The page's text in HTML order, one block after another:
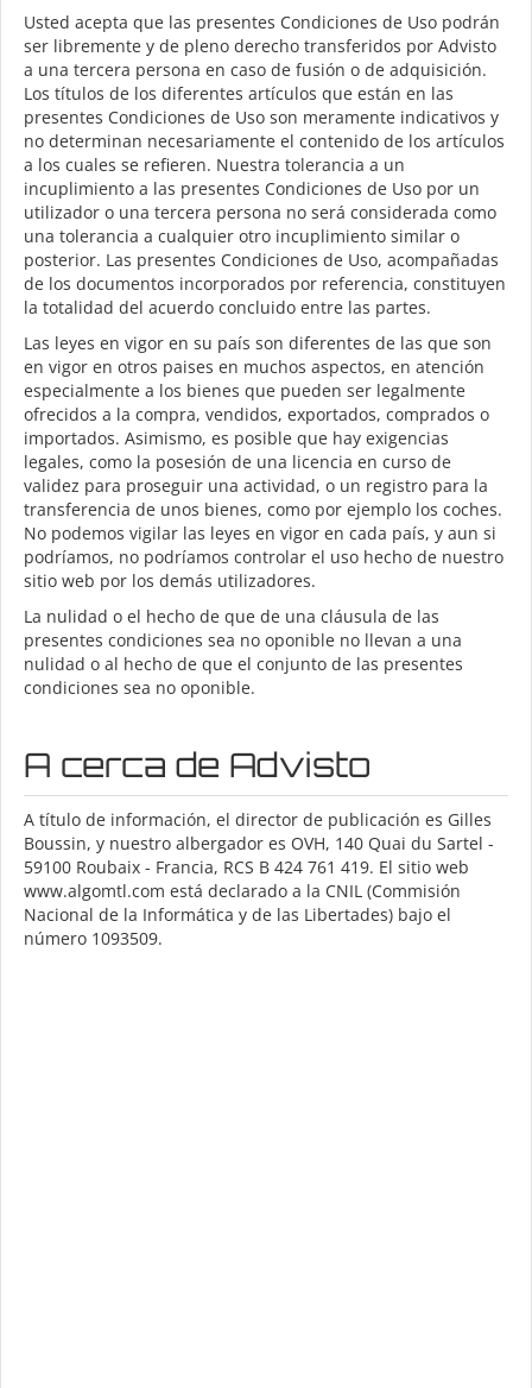
Usted acepta que las presentes Condiciones de Uso podrán
ser libremente y de pleno derecho transferidos por Advisto
a una tercera persona en caso de fusión o de adquisición.
Los títulos de los diferentes artículos que están en las
presentes Condiciones de Uso son meramente indicativos y
no determinan necesariamente el contenido de los artículos
a los cuales se refieren. Nuestra tolerancia a un
incuplimiento a las presentes Condiciones de Uso por un
utilizador o una tercera persona no será considerada como
una tolerancia a cualquier otro incuplimiento similar o
posterior. Las presentes Condiciones de Uso, acompañadas
de los documentos incorporados por referencia, constituyen
la totalidad del acuerdo concluido entre las partes.
Las leyes en vigor en su país son diferentes de las que son
en vigor en otros paises en muchos aspectos, en atención
especialmente a los bienes que pueden ser legalmente
ofrecidos a la compra, vendidos, exportados, comprados o
importados. Asimismo, es posible que hay exigencias
legales, como la posesión de una licencia en curso de
validez para proseguir una actividad, o un registro para la
transferencia de unos bienes, como por ejemplo los coches.
No podemos vigilar las leyes en vigor en cada país, y aun si
podríamos, no podríamos controlar el uso hecho de nuestro
sitio web por los demás utilizadores.
La nulidad o el hecho de que de una cláusula de las
presentes condiciones sea no oponible no llevan a una
nulidad o al hecho de que el conjunto de las presentes
condiciones sea no oponible.
A cerca de Advisto
A título de información, el director de publicación es Gilles
Boussin, y nuestro albergador es OVH, 140 Quai du Sartel -
59100 Roubaix - Francia, RCS B 424 761 419. El sitio web
www.algomtl.com está declarado a la CNIL (Commisión
Nacional de la Informática y de las Libertades) bajo el
número 1093509.